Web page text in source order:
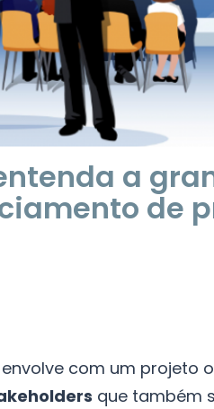
a
de
com um projeto
que também